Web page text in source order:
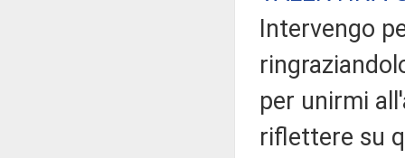
Intervengo
per unirmi
riflettere su